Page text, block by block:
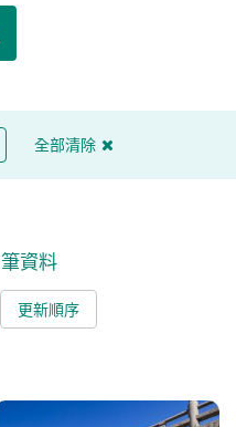
全部清除
筆資料
更新順序